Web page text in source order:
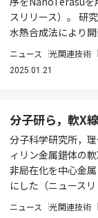
スリリース）。 研
水熱合成法により
ニュース 光関連技術
2025.01.21
分子研ら，軟X
分子科学研究所，
ィリン金属錯体の
非局在化を中心金
にした（ニュース
ニュース 光関連技術